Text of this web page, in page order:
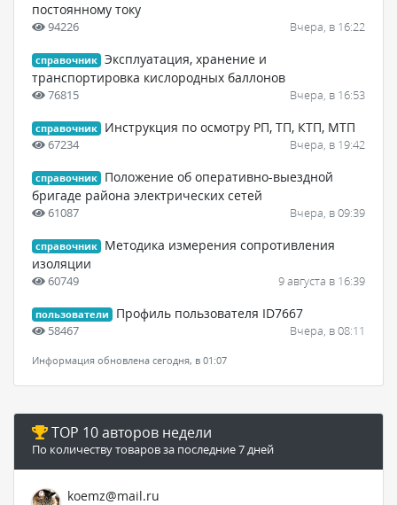
постоянному току
94226 Вчера, в 16:22
справочник Эксплуатация, хранение и
транспортировка кислородных баллонов
76815 Вчера, в 16:53
справочник Инструкция по осмотру РП, ТП, КТП, МТП
67234 Вчера, в 19:42
справочник
Положение об оперативно-выездной
бригаде района электрических сетей
61087 Вчера, в 09:39
справочник
Методика измерения сопротивления
изоляции
60749 9 августа в 16:39
пользователи Профиль пользователя ID7667
58467 Вчера, в 08:11
Информация обновлена сегодня, в 01:07
TOP 10 авторов недели
По количеству товаров за последние 7 дней
koemz@mail.ru